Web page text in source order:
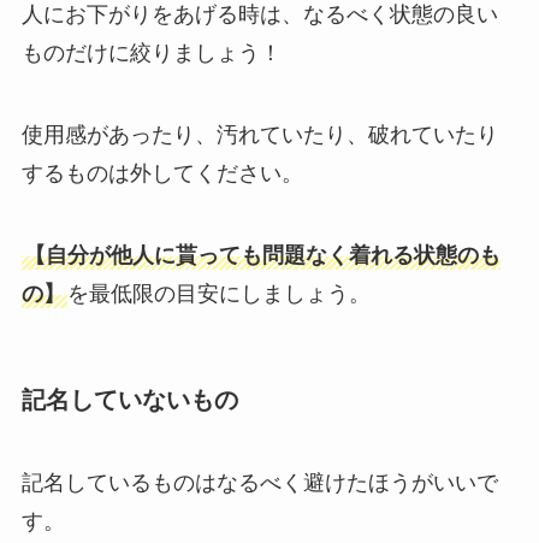
人にお下がりをあげる時は、なるべく状態の良い
ものだけに絞りましょう！
使用感があったり、汚れていたり、破れていたり
するものは外してください。
【自分が他人に貰っても問題なく着れる状態のも
の】を最低限の目安にしましょう。
記名していないもの
記名しているものはなるべく避けたほうがいいで
す。